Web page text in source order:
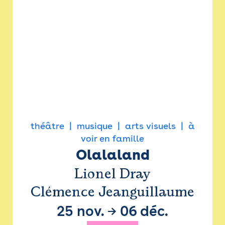
théâtre musique arts visuels
à
voir en famille
Olalaland
Lionel Dray
Clémence Jeanguillaume
25 nov. → 06 déc.